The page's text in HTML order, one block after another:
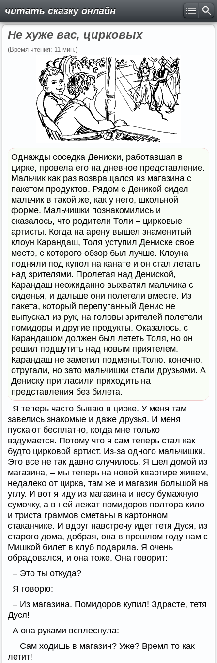
читать сказку онлайн
Не хуже вас, цирковых
(Время чтения: 11 мин.)
Однажды соседка Дениски, работавшая в
цирке, провела его на дневное представление.
Мальчик как раз возвращался из магазина с
пакетом продуктов. Рядом с Деникой сидел
мальчик в такой же, как у него, школьной
форме. Мальчишки познакомились и
оказалось, что родители Толи – цирковые
артисты. Когда на арену вышел знаменитый
клоун Карандаш, Толя уступил Дениске свое
место, с которого обзор был лучше. Клоуна
подняли под купол на канате и он стал летать
над зрителями. Пролетая над Дениской,
Карандаш неожиданно выхватил мальчика с
сиденья, и дальше они полетели вместе. Из
пакета, который перепуганный Денис не
выпускал из рук, на головы зрителей полетели
помидоры и другие продукты. Оказалось, с
Карандашом должен был лететь Толя, но он
решил подшутить над новым приятелем.
Карандаш не заметил подмены.Толю, конечно,
отругали, но зато мальчишки стали друзьями. А
Дениску пригласили приходить на
представления без билета.
Я теперь часто бываю в цирке. У меня там
завелись знакомые и даже друзья. И меня
пускают бесплатно, когда мне только
вздумается. Потому что я сам теперь стал как
будто цирковой артист. Из-за одного мальчишки.
Это все не так давно случилось. Я шел домой из
магазина, – мы теперь на новой квартире живем,
недалеко от цирка, там же и магазин большой на
углу. И вот я иду из магазина и несу бумажную
сумочку, а в ней лежат помидоров полтора кило
и триста граммов сметаны в картонном
стаканчике. И вдруг навстречу идет тетя Дуся, из
старого дома, добрая, она в прошлом году нам с
Мишкой билет в клуб подарила. Я очень
обрадовался, и она тоже. Она говорит:
– Это ты откуда?
Я говорю:
– Из магазина. Помидоров купил! Здрасте, тетя
Дуся!
А она руками всплеснула:
– Сам ходишь в магазин? Уже? Время-то как
летит!